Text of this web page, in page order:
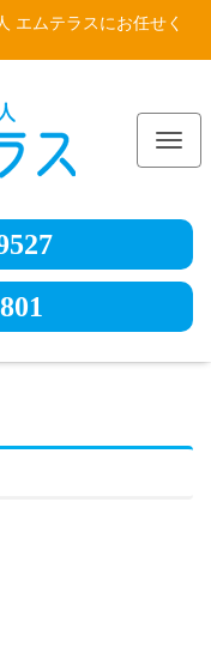
エムテラスにお任せく